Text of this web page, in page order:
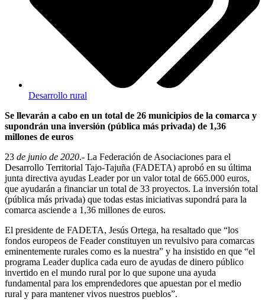
Desarrollo rural
Se llevarán a cabo en un total de 26 municipios de la comarca y
supondrán una inversión (pública más privada) de 1,36
millones de euros
23 de junio de 2020.- La Federación de Asociaciones para el
Desarrollo Territorial Tajo-Tajuña (FADETA) aprobó en su última
junta directiva ayudas Leader por un valor total de 665.000 euros,
que ayudarán a financiar un total de 33 proyectos. La inversión total
(pública más privada) que todas estas iniciativas supondrá para la
comarca asciende a 1,36 millones de euros.
El presidente de FADETA, Jesús Ortega, ha resaltado que “los
fondos europeos de Feader constituyen un revulsivo para comarcas
eminentemente rurales como es la nuestra” y ha insistido en que “el
programa Leader duplica cada euro de ayudas de dinero público
invertido en el mundo rural por lo que supone una ayuda
fundamental para los emprendedores que apuestan por el medio
rural y para mantener vivos nuestros pueblos”.